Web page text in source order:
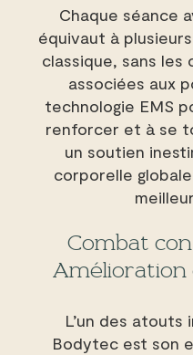
Chaque séance
équivaut à
classique, sans
associées aux
technologie EMS
renforcer et à se
un soutien
corporelle
Combat
Amélioration
L’un des
Bodytec est son